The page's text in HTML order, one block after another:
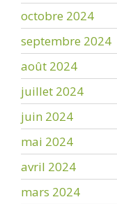
octobre 2024
septembre 2024
août 2024
juillet 2024
juin 2024
mai 2024
avril 2024
mars 2024